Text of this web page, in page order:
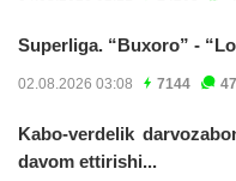
Superliga. “Buxoro” -
02.08.2026 03:08 7144 47
Kabo-verdelik
davom ettirishi...